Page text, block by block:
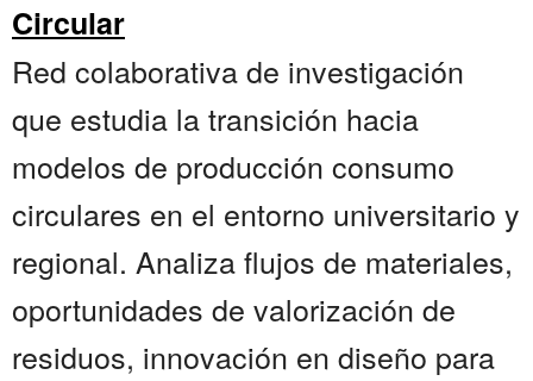
Circular
Red colaborativa de investigación
que estudia la transición hacia
modelos de producción consumo
circulares en el entorno universitario y
regional. Analiza flujos de materiales,
oportunidades de valorización de
residuos, innovación en diseño para